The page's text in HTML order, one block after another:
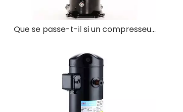
Que se passe-t-il si un compresseur Scroll fonctionne à l’envers ?